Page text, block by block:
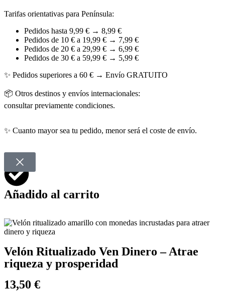
Tarifas orientativas para Península:
Pedidos hasta 9,99 € → 8,99 €
Pedidos de 10 € a 19,99 € → 7,99 €
Pedidos de 20 € a 29,99 € → 6,99 €
Pedidos de 30 € a 59,99 € → 5,99 €
✨ Pedidos superiores a 60 € → Envío GRATUITO
📦 Otros destinos y envíos internacionales:
consultar previamente condiciones.
✨ Cuanto mayor sea tu pedido, menor será el coste de envío.
Añadido al carrito
Velón Ritualizado Ven Dinero – Atrae
riqueza y prosperidad
13,50 €